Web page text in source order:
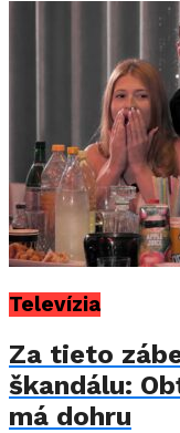
Televízia
Za tieto
škandálu:
má dohru